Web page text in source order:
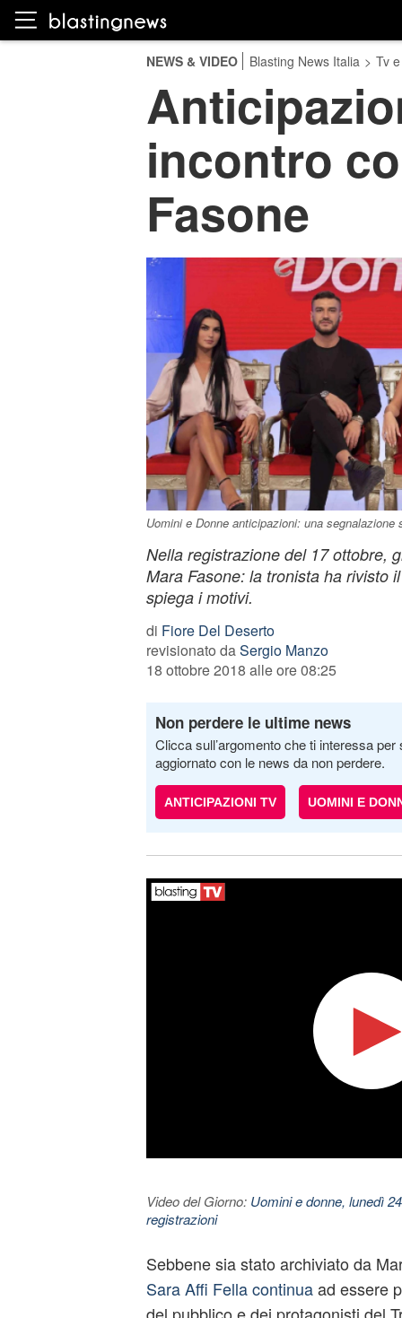
NEWS & VIDEO Blasting News Italia > Tv
incontro
Fasone
Uomini e Donne anticipazioni: una segnalazione
Nella registrazione del 17 ottobre,
Mara Fasone: la tronista ha rivisto
spiega i motivi.
di Fiore Del Deserto
revisionato daSergio Manzo
18 ottobre 2018 alle ore 08:25
Non perdere le ultime news
Clicca sull’argomento che ti interessa
aggiornato con le news da non perdere.
ANTICIPAZIONI TV UOMINI E
Video del Giorno: Uomini e donne, lunedì
registrazioni
Sebbene sia stato archiviato da
Sara Affi Fella continuaad essere